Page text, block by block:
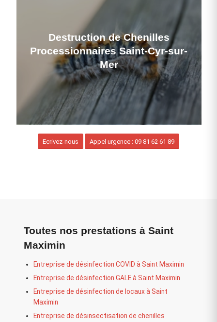
Destruction de Chenilles
Processionnaires Saint-Cyr-sur-
Mer
Ecrivez-nous Appel urgence : 09 81 62 61 89
Toutes nos prestations à Saint
Maximin
Entreprise de désinfection COVID à Saint Maximin
Entreprise de désinfection GALE à Saint Maximin
Entreprise de désinfection de locaux à Saint
Maximin
Entreprise de désinsectisation de chenilles